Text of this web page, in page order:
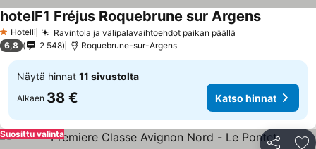
1 Tähtiluokitus
Hotelli Ravintola ja välipalavaihtoehdot paikan päällä
hotelF1 Fréjus Roquebrune sur ArgensKatso
6,8 2 548 Roquebrune-sur-Argens
Näytä hinnat 11 sivustolta
Alkaen 38 € Katso hinnat
Suosittu valinta